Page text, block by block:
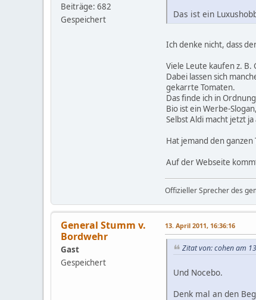
Beiträge: 682
Gespeichert
Das ist ein
Ich denke nicht, dass
Viele Leute kaufen z.
Dabei lassen sich
gekarrte Tomaten.
Das finde ich in
Bio ist ein Werbe-
Selbst Aldi macht jetzt ja
Hat jemand den
Auf der Webseite
Offizieller Sprecher des
General Stumm v.
Bordwehr
Gast
Gespeichert
13. April 2011, 16:36:16
Zitat von: cohen am
Und Nocebo.
Denk mal an den